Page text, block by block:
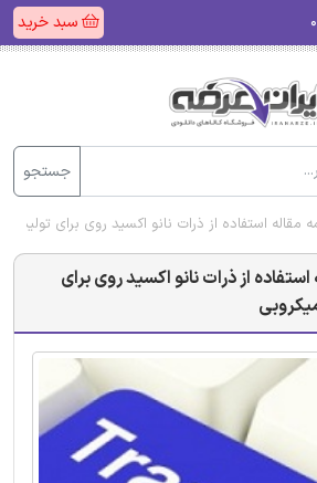
سبد خرید
جستجو
مقاله استفاده از ذرات نانو اکسید روی برای
از ذرات نانو اکسید روی برای